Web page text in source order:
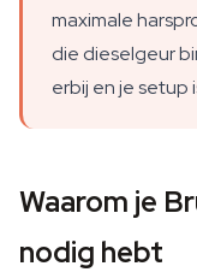
maximale
die dieselgeur
erbij en je setup
Waarom je
nodig hebt